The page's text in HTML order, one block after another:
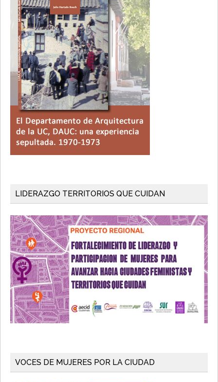
LIDERAZGO TERRITORIOS QUE CUIDAN
VOCES DE MUJERES POR LA CIUDAD